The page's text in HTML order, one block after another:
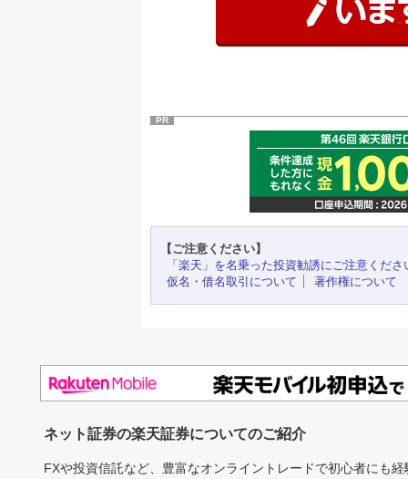
PR
【ご注意ください】
「楽天」を名乗った投資勧誘にご注意くださ
仮名・借名取引について
著作権について
ネット証券の楽天証券についてのご紹介
FXや投資信託など、豊富なオンライントレードで初心者にも